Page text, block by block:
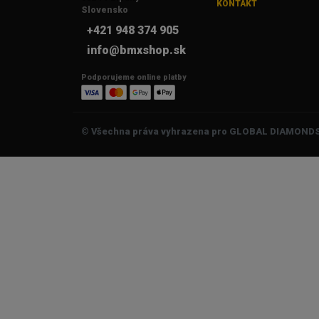
Slovensko
+421 948 374 905
info@bmxshop.sk
Podporujeme online platby
KONTAKT
© Všechna práva vyhrazena pro GLOBAL